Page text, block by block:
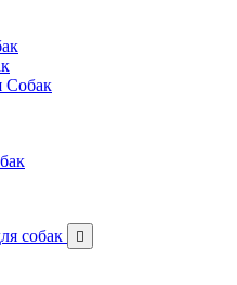
Собак
собак 